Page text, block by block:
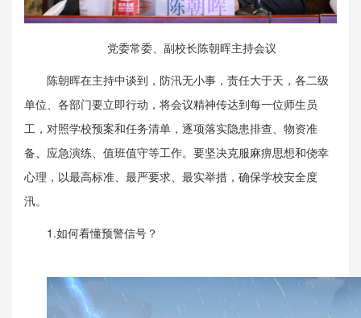
党委常委、副校长陈朝晖主持会议
陈朝晖在主持中谈到，防汛无小事，责任大于天，各二级
单位、各部门要立即行动，将会议精神传达到每一位师生员
工，对照学校预案和任务清单，逐项落实隐患排查、物资准
备、应急演练、值班值守等工作。要坚决克服麻痹思想和侥幸
心理，以最高标准、最严要求、最实举措，确保学校安全度
汛。
1.如何看懂预警信号？